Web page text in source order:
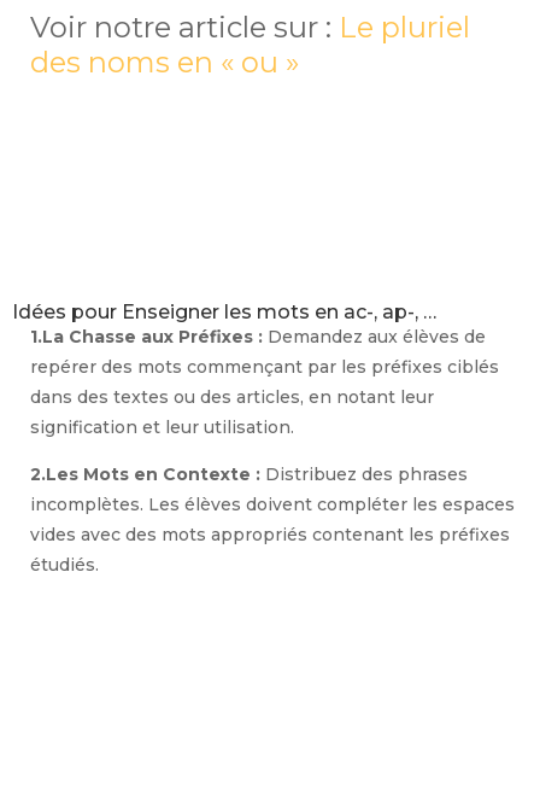
Voir notre article sur : Le pluriel
des noms en « ou »
Idées pour Enseigner les mots en ac-, ap-, …
1.La Chasse aux Préfixes : Demandez aux élèves de
repérer des mots commençant par les préfixes ciblés
dans des textes ou des articles, en notant leur
signification et leur utilisation.
2.Les Mots en Contexte : Distribuez des phrases
incomplètes. Les élèves doivent compléter les espaces
vides avec des mots appropriés contenant les préfixes
étudiés.